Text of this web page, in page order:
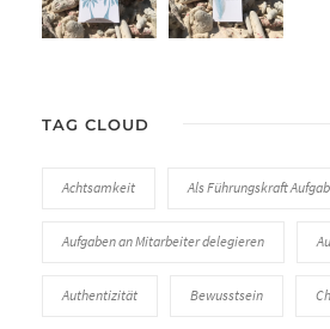
TAG CLOUD
Achtsamkeit Als Führungskraft
Aufgaben an Mitarbeiter delegieren
Authentizität Bewusstsein